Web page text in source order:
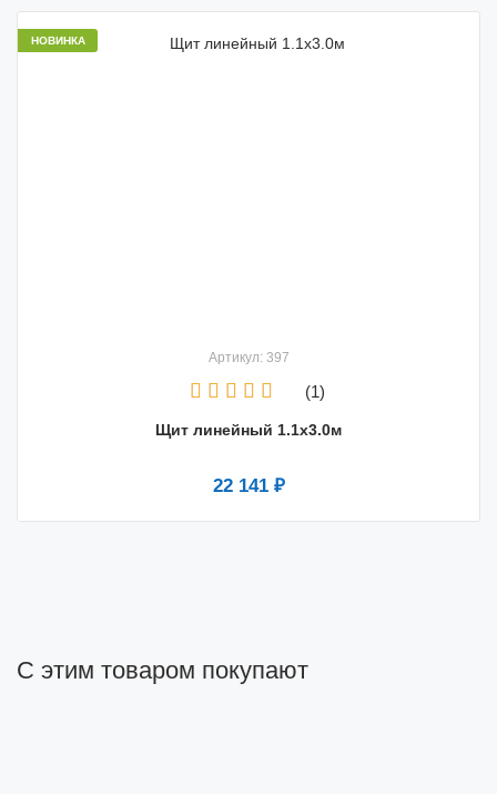
НОВИНКА
Артикул: 397
(1)
Щит линейный 1.1х3.0м
22 141 ₽
С этим товаром покупают